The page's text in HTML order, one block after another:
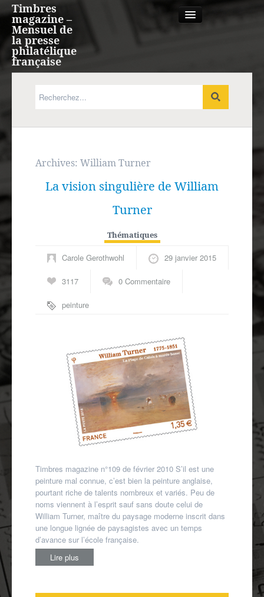
Timbres
magazine –
Mensuel de
la presse
philatélique
française
Expression française
Europe
Autres spécialités
Archives: William Turner
La vision singulière de William
Turner
Thématiques
Carole Gerothwohl 29 janvier 2015
3117 0 Commentaire
peinture
Turner
Timbres magazine n°109 de février 2010 S’il est une
peinture mal connue, c’est bien la peinture anglaise,
pourtant riche de talents nombreux et variés. Peu de
noms viennent à l’esprit sauf sans doute celui de
William Turner, maître du paysage moderne inscrit dans
une longue lignée de paysagistes avec un temps
d’avance sur l’école française.
Lire plus